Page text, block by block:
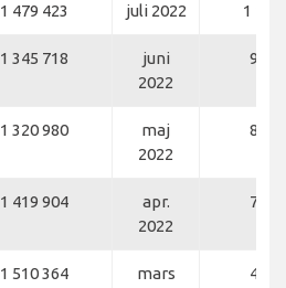
1 479 423 juli 2022 1 162
1 345 718
juni
2022
952
1 320 980
maj
2022
860
1 419 904
apr.
2022
744
1 510 364
mars
426